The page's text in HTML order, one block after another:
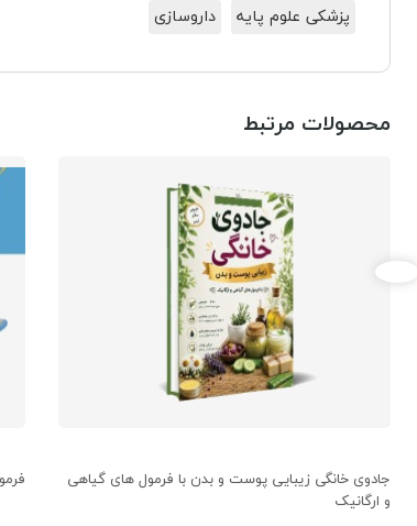
پزشکی علوم پایه
داروسازی
محصولات مرتبط
جادوی خانگی زیبایی پوست و بدن با فرمول های گیاهی
و ارگانیک